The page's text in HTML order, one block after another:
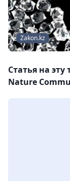
Zakon.kz
Статья на
Nature